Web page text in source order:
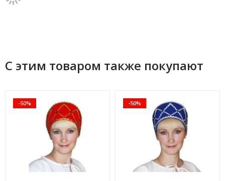
С этим товаром также покупают
-50% -50%